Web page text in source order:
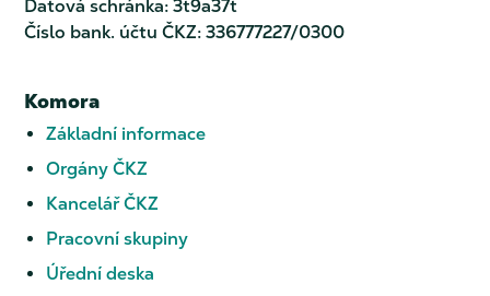
Datová schránka: 3t9a37t
Číslo bank. účtu ČKZ: 336777227/0300
Komora
Základní informace
Orgány ČKZ
Kancelář ČKZ
Pracovní skupiny
Úřední deska